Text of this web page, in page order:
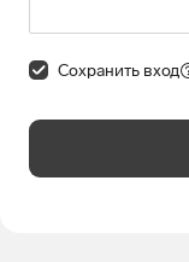
Сохранить вход